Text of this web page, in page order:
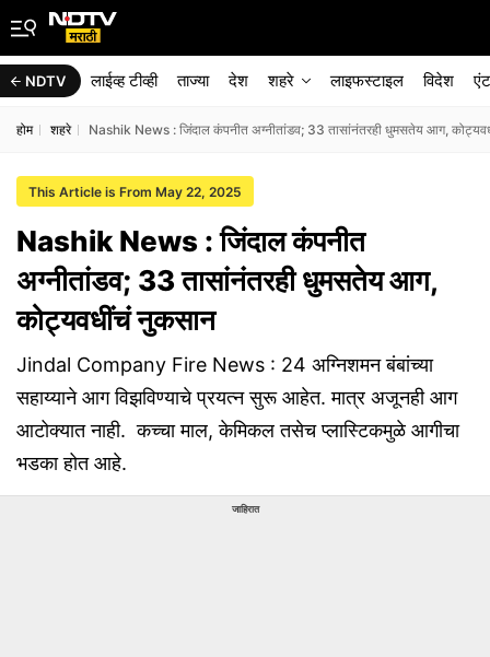
NDTV लाईव्ह टीव्ही ताज्या देश शहरे लाइफस्टाइल विदेश
होम शहरे Nashik News : जिंदाल कंपनीत अग्नीतांडव; 33 तासांनंतरही धुमसतेय आग,
This Article is From May 22, 2025
Nashik News : जिंदाल कंपनीत
अग्नीतांडव; 33 तासांनंतरही धुमसतेय आग,
कोट्यवधींचं नुकसान
Jindal Company Fire News : 24 अग्निशमन बंबांच्या
सहाय्याने आग विझविण्याचे प्रयत्न सुरू आहेत. मात्र अजूनही आग
आटोक्यात नाही. कच्चा माल, केमिकल तसेच प्लास्टिकमुळे आगीचा
भडका होत आहे.
जाहिरात